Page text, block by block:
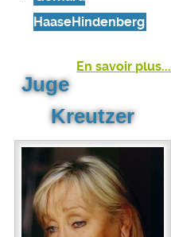
HaaseHindenberg
En savoir plus...
Juge
Kreutzer